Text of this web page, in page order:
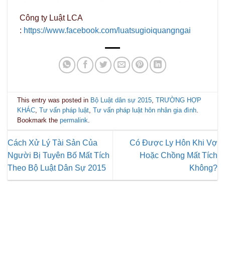
Công ty Luật LCA
: https://www.facebook.com/luatsugioiquangngai
This entry was posted in Bộ Luật dân sự 2015,TRƯỜNG HỢP
KHÁC,Tư vấn pháp luật,Tư vấn pháp luật hôn nhân gia đình.
Bookmark thepermalink.
Cách Xử Lý Tài Sản Của
Người Bị Tuyên Bố Mất Tích
Theo Bộ Luật Dân Sự 2015
Có Được Ly Hôn Khi Vợ
Hoặc Chồng Mất Tích
Không?